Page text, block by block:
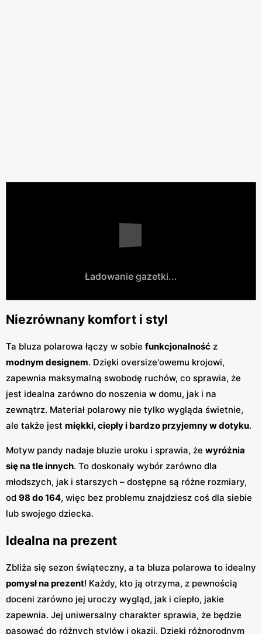
Ładowanie gazetki...
Niezrównany komfort i styl
Ta bluza polarowa łączy w sobie funkcjonalność z
modnym designem. Dzięki oversize'owemu krojowi,
zapewnia maksymalną swobodę ruchów, co sprawia, że
jest idealna zarówno do noszenia w domu, jak i na
zewnątrz. Materiał polarowy nie tylko wygląda świetnie,
ale także jest miękki, ciepły i bardzo przyjemny w dotyku.
Motyw pandy nadaje bluzie uroku i sprawia, że wyróżnia
się na tle innych. To doskonały wybór zarówno dla
młodszych, jak i starszych – dostępne są różne rozmiary,
od 98 do 164, więc bez problemu znajdziesz coś dla siebie
lub swojego dziecka.
Idealna na prezent
Zbliża się sezon świąteczny, a ta bluza polarowa to idealny
pomysł na prezent! Każdy, kto ją otrzyma, z pewnością
doceni zarówno jej uroczy wygląd, jak i ciepło, jakie
zapewnia. Jej uniwersalny charakter sprawia, że będzie
pasować do różnych stylów i okazji. Dzięki różnorodnym